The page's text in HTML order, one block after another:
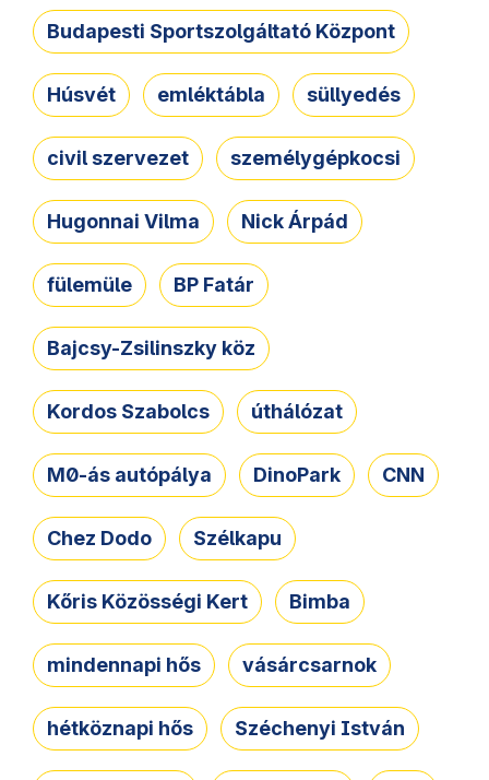
Budapesti Sportszolgáltató Központ
Húsvét emléktábla süllyedés
civil szervezet személygépkocsi
Hugonnai Vilma Nick Árpád
fülemüle BP Fatár
Bajcsy-Zsilinszky köz
Kordos Szabolcs úthálózat
M0-ás autópálya DinoPark CNN
Chez Dodo Szélkapu
Kőris Közösségi Kert Bimba
mindennapi hős vásárcsarnok
hétköznapi hős Széchenyi István